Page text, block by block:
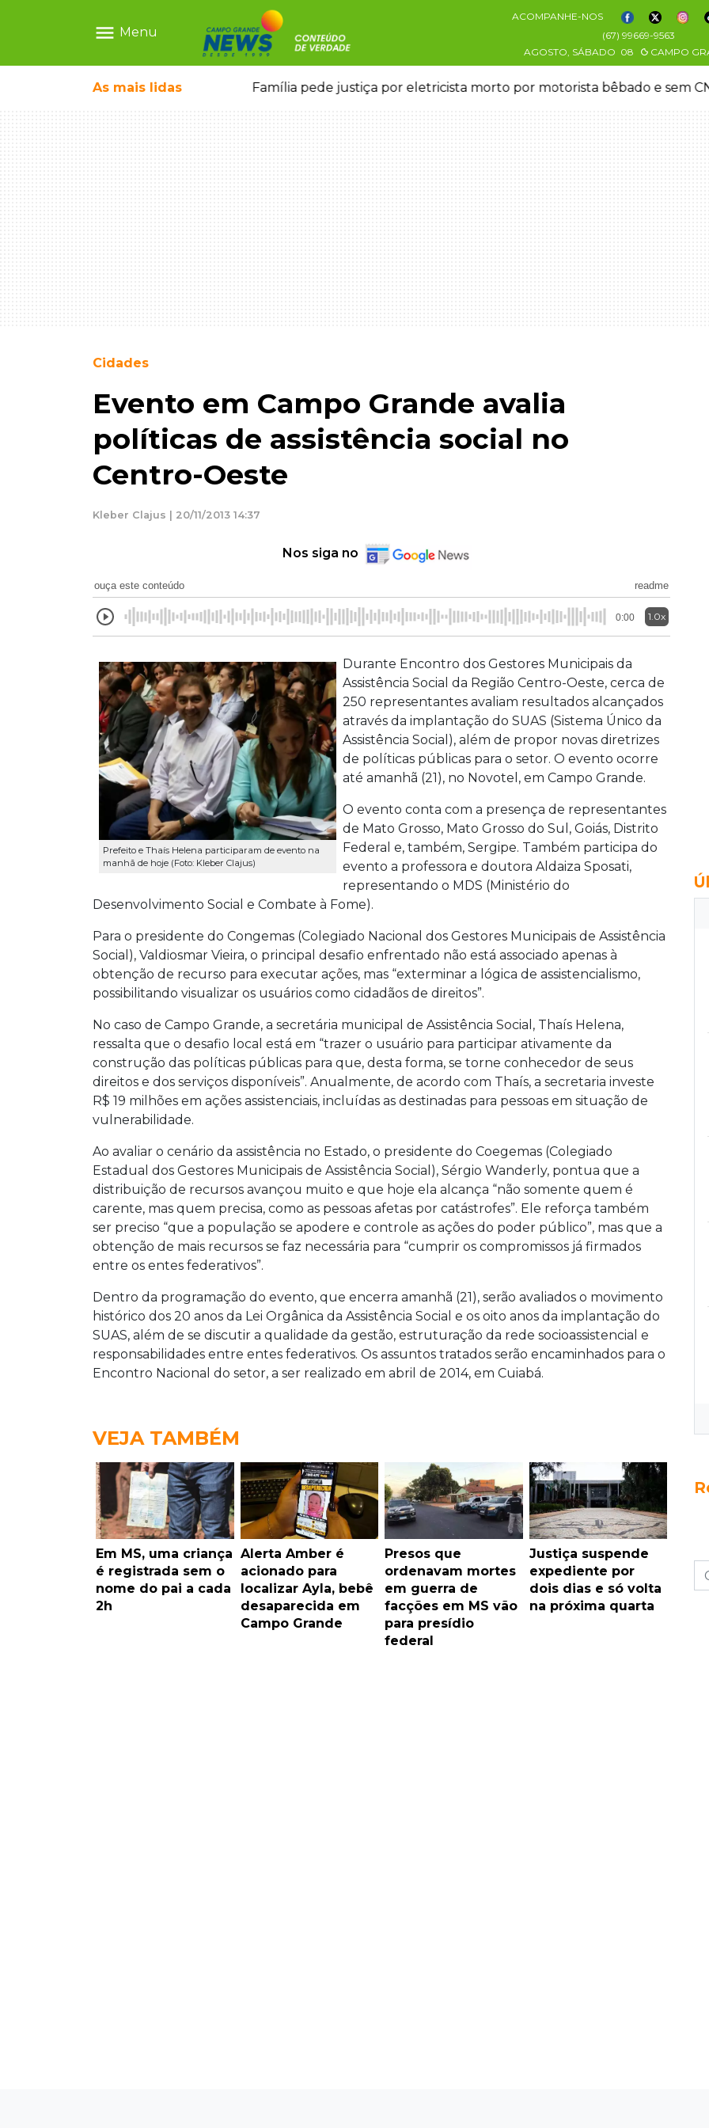
menu Menu
ACOMPANHE-NOS
(67) 99669-9563
AGOSTO, SÁBADO 08 CAMPO
As mais lidas
FAB morrem em confronto Família pede justiça por eletricista morto por motorista bêbado e sem
Cidades
Evento em Campo Grande avalia
políticas de assistência social no
Centro-Oeste
Kleber Clajus | 20/11/2013 14:37
Nos siga no
ouça este conteúdo readme
0:00 1.0x
Prefeito e Thaís Helena participaram de evento na
manhã de hoje (Foto: Kleber Clajus)
Durante Encontro dos Gestores Municipais da
Assistência Social da Região Centro-Oeste, cerca de
250 representantes avaliam resultados alcançados
através da implantação do SUAS (Sistema Único da
Assistência Social), além de propor novas diretrizes
de políticas públicas para o setor. O evento ocorre
até amanhã (21), no Novotel, em Campo Grande.
O evento conta com a presença de representantes
de Mato Grosso, Mato Grosso do Sul, Goiás, Distrito
Federal e, também, Sergipe. Também participa do
evento a professora e doutora Aldaiza Sposati,
representando o MDS (Ministério do
Desenvolvimento Social e Combate à Fome).
Para o presidente do Congemas (Colegiado Nacional dos Gestores Municipais de Assistência
Social), Valdiosmar Vieira, o principal desafio enfrentado não está associado apenas à
obtenção de recurso para executar ações, mas “exterminar a lógica de assistencialismo,
possibilitando visualizar os usuários como cidadãos de direitos”.
No caso de Campo Grande, a secretária municipal de Assistência Social, Thaís Helena,
ressalta que o desafio local está em “trazer o usuário para participar ativamente da
construção das políticas públicas para que, desta forma, se torne conhecedor de seus
direitos e dos serviços disponíveis”. Anualmente, de acordo com Thaís, a secretaria investe
R$ 19 milhões em ações assistenciais, incluídas as destinadas para pessoas em situação de
vulnerabilidade.
Ao avaliar o cenário da assistência no Estado, o presidente do Coegemas (Colegiado
Estadual dos Gestores Municipais de Assistência Social), Sérgio Wanderly, pontua que a
distribuição de recursos avançou muito e que hoje ela alcança “não somente quem é
carente, mas quem precisa, como as pessoas afetas por catástrofes”. Ele reforça também
ser preciso “que a população se apodere e controle as ações do poder público”, mas que a
obtenção de mais recursos se faz necessária para “cumprir os compromissos já firmados
entre os entes federativos”.
Dentro da programação do evento, que encerra amanhã (21), serão avaliados o movimento
histórico dos 20 anos da Lei Orgânica da Assistência Social e os oito anos da implantação do
SUAS, além de se discutir a qualidade da gestão, estruturação da rede socioassistencial e
responsabilidades entre entes federativos. Os assuntos tratados serão encaminhados para o
Encontro Nacional do setor, a ser realizado em abril de 2014, em Cuiabá.
VEJA TAMBÉM
Em MS, uma criança
é registrada sem o
nome do pai a cada
2h
Alerta Amber é
acionado para
localizar Ayla, bebê
desaparecida em
Campo Grande
Presos que
ordenavam mortes
em guerra de
facções em MS vão
para presídio
federal
Justiça suspende
expediente por
dois dias e só volta
na próxima quarta